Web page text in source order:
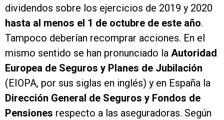
dividendos sobre los ejercicios de 2019 y 2020
hasta al menos el 1 de octubre de este año.
Tampoco deberían recomprar acciones. En el
mismo sentido se han pronunciado la Autoridad
Europea de Seguros y Planes de Jubilación
(EIOPA, por sus siglas en inglés) y en España la
Dirección General de Seguros y Fondos de
Pensiones respecto a las aseguradoras. Según